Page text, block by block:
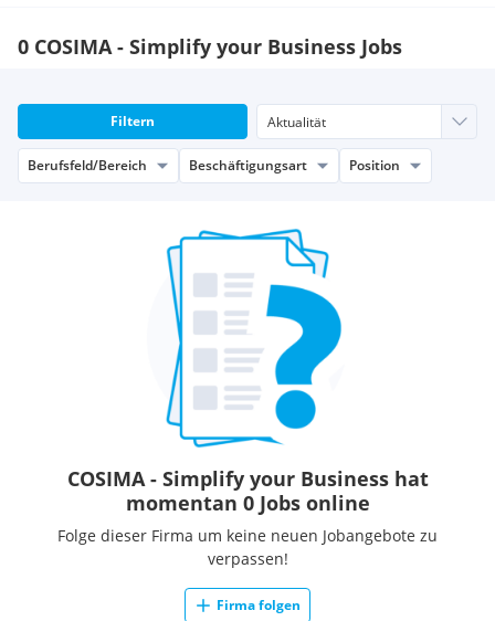
0 COSIMA - Simplify your Business Jobs
Filtern
Berufsfeld/Bereich Beschäftigungsart Position
COSIMA - Simplify your Business hat
momentan 0 Jobs online
Folge dieser Firma um keine neuen Jobangebote zu
verpassen!
Firma folgen